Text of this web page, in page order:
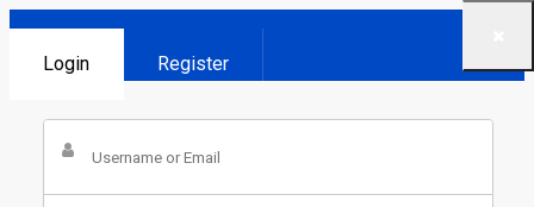
Login Register